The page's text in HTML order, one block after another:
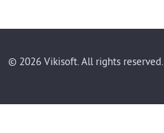
© 2026 Vikisoft. All rights reserved.